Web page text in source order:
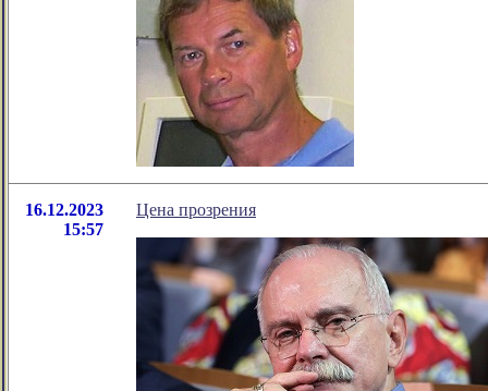
16.12.2023
15:57
Цена прозрения